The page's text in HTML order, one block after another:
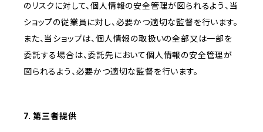
のリスクに対して、個人情報の安全管理が図られるよう、当
ショップの従業員に対し、必要かつ適切な監督を行います。
また、当ショップは、個人情報の取扱いの全部又は一部を
委託する場合は、委託先において個人情報の安全管理が
図られるよう、必要かつ適切な監督を行います。
7. 第三者提供